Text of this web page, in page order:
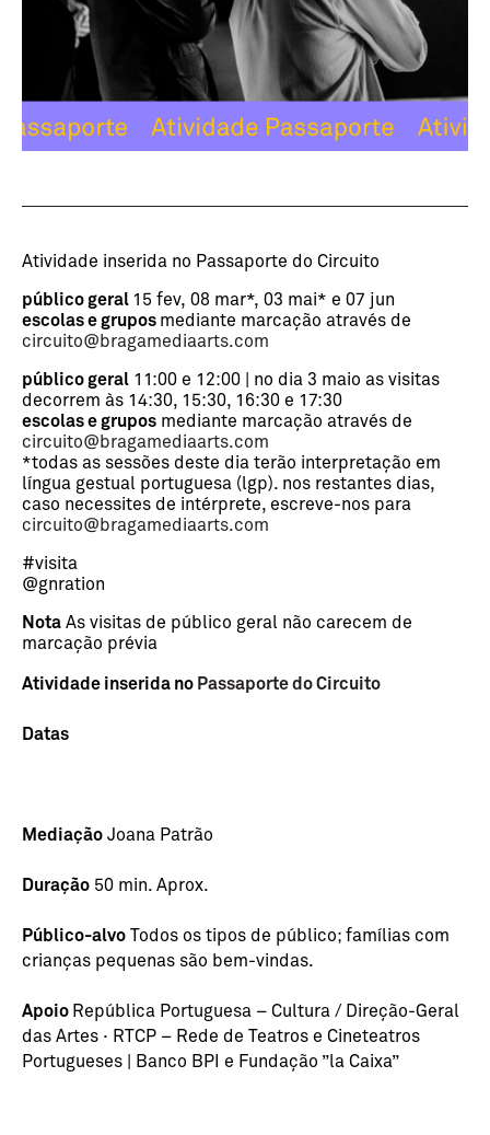
Atividade inserida no Passaporte do Circuito
público geral 15 fev, 08 mar*, 03 mai* e 07 jun
escolas e grupos mediante marcação através de
circuito@bragamediaarts.com
público geral 11:00 e 12:00 | no dia 3 maio as visitas
decorrem às 14:30, 15:30, 16:30 e 17:30
escolas e grupos mediante marcação através de
circuito@bragamediaarts.com
*todas as sessões deste dia terão interpretação em
língua gestual portuguesa (lgp). nos restantes dias,
caso necessites de intérprete, escreve-nos para
circuito@bragamediaarts.com
#visita
@gnration
Nota As visitas de público geral não carecem de
marcação prévia
Atividade inserida no Passaporte do Circuito
Datas
Mediação Joana Patrão
Duração 50 min. Aprox.
Público-alvo Todos os tipos de público; famílias com
crianças pequenas são bem-vindas.
Apoio República Portuguesa – Cultura / Direção-Geral
das Artes · RTCP – Rede de Teatros e Cineteatros
Portugueses | Banco BPI e Fundação ”la Caixa”